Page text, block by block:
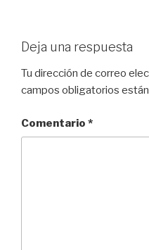
Deja una respuesta
Tu dirección de correo
campos obligatorios
Comentario *